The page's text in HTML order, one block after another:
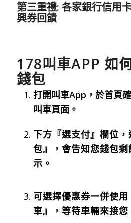
第三重禮: 各家銀行信用
興券回饋
178叫車APP 如
錢包
打開叫車App，於首頁
叫車頁面。
下方『選支付』欄位
包』，會告知您錢包剩
示。
可選擇優惠券一併使用
車』，等待車輛來接您